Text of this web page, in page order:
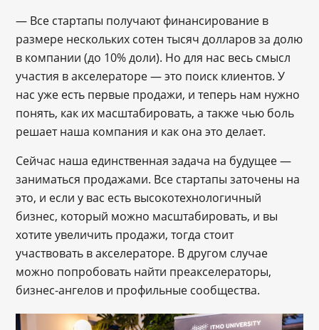
— Все стартапы получают финансирование в
размере нескольких сотен тысяч долларов за долю
в компании (до 10% доли). Но для нас весь смысл
участия в акселераторе — это поиск клиентов. У
нас уже есть первые продажи, и теперь нам нужно
понять, как их масштабировать, а также чью боль
решает наша компания и как она это делает.
Сейчас наша единственная задача на будущее —
заниматься продажами. Все стартапы заточены на
это, и если у вас есть высокотехнологичный
бизнес, который можно масштабировать, и вы
хотите увеличить продажи, тогда стоит
участвовать в акселераторе. В другом случае
можно попробовать найти преакселераторы,
бизнес-ангелов и профильные сообщества.